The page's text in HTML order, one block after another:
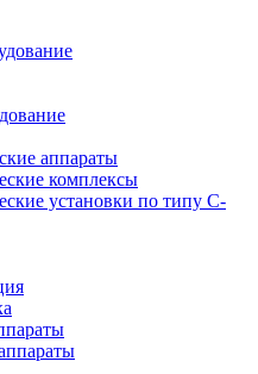
аппараты
комплексы
установки по типу С-